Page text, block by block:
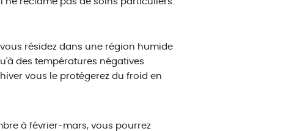
résidez dans une région humide
des températures négatives
vous le protégerez du froid en
à février-mars, vous pourrez